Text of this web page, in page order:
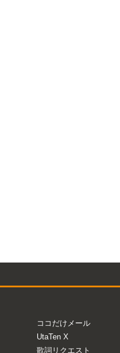
ココだけメール
UtaTen X
歌詞リクエスト